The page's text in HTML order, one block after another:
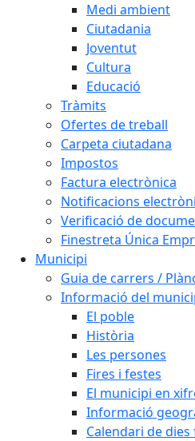
Medi ambient
Ciutadania
Joventut
Cultura
Educació
Tràmits
Ofertes de treball
Carpeta ciutadana
Impostos
Factura electrònica
Notificacions
Verificació de
Finestreta Única
Municipi
Guia de carrers /
Informació del
El poble
Història
Les persones
Fires i festes
El municipi en
Informació
Calendari de dies